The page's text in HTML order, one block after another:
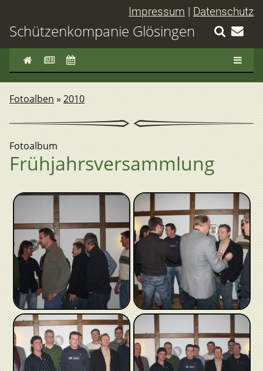
Impressum | Datenschutz
Schützenkompanie Glösingen
Fotoalben » 2010
Fotoalbum
Frühjahrsversammlung